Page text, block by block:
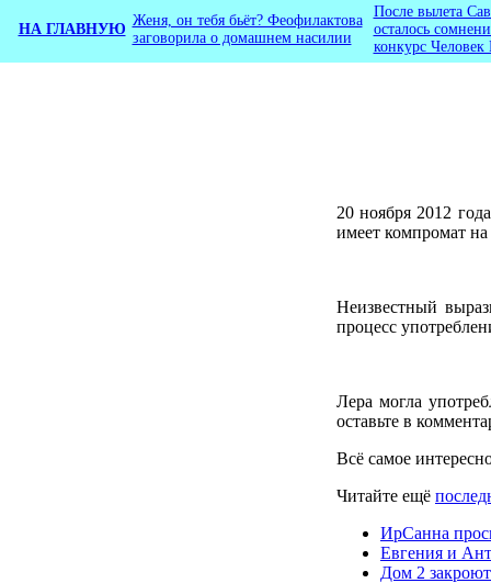
НА ГЛАВНУЮ
Женя, он тебя бьёт? Феофилактова
заговорила о домашнем насилии
После вылета
осталось
конкурс Человек
20 ноября 2012
имеет компромат на
Неизвестный
процесс
Лера могла
оставьте в
Всё самое
Читайте ещё
ИрСанна
Евгения и
Дом 2